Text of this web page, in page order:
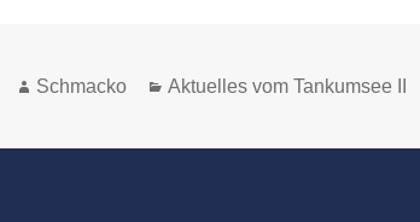
Autor
Schmacko Kategorien
Aktuelles vom Tankumsee II